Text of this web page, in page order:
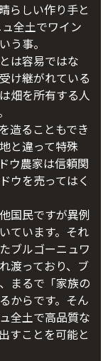
らしい作り手と
全土でワイン
う事。
は容易ではな
け継がれている
畑を所有する人
造ることもでき
と違って特殊
ウ農家は信頼関
ウを売ってはく
国民ですが異例
ています。それ
ブルゴーニュワ
渡っており、ブ
まるで「家族の
からです。そん
全土で高品質な
すことを可能と